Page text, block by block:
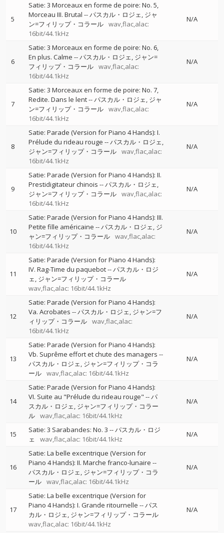
5
Satie: 3 Morceaux en forme de poire: No. 5,
Morceau III. Brutal --パスカル・ロジェ ジャ
ン=フィリップ・コラール wav,flac,alac:
16bit/44.1kHz
N/A
6
Satie: 3 Morceaux en forme de poire: No. 6,
En plus. Calme --パスカル・ロジェ ジャン=
フィリップ・コラール wav,flac,alac:
16bit/44.1kHz
N/A
7
Satie: 3 Morceaux en forme de poire: No. 7,
Redite. Dans le lent--パスカル・ロジェ ジャ
ン=フィリップ・コラール wav,flac,alac:
16bit/44.1kHz
N/A
8
Satie: Parade (Version for Piano 4 Hands): I.
Prélude du rideau rouge --パスカル・ロジェ
ジャン=フィリップ・コラール wav,flac,alac:
16bit/44.1kHz
N/A
9
Satie: Parade (Version for Piano 4 Hands): II.
Prestidigitateur chinois --パスカル・ロジェ
ジャン=フィリップ・コラール wav,flac,alac:
16bit/44.1kHz
N/A
10
Satie: Parade (Version for Piano 4 Hands): III.
Petite fille américaine --パスカル・ロジェ ジ
ャン=フィリップ・コラール wav,flac,alac:
16bit/44.1kHz
N/A
11
Satie: Parade (Version for Piano 4 Hands):
IV. Rag-Time du paquebot--パスカル・ロジ
ェ ジャン=フィリップ・コラール
wav,flac,alac: 16bit/44.1kHz
N/A
12
Satie: Parade (Version for Piano 4 Hands):
Va. Acrobates --パスカル・ロジェ ジャン=フ
ィリップ・コラール wav,flac,alac:
16bit/44.1kHz
N/A
13
Satie: Parade (Version for Piano 4 Hands):
Vb. Suprême effort et chute des managers --
パスカル・ロジェ ジャン=フィリップ・コラ
ール wav,flac,alac: 16bit/44.1kHz
N/A
14
Satie: Parade (Version for Piano 4 Hands):
VI. Suite au "Prélude du rideau rouge" --パ
スカル・ロジェ ジャン=フィリップ・コラー
ル wav,flac,alac: 16bit/44.1kHz
N/A
15 Satie: 3 Sarabandes: No. 3 --パスカル・ロジ
ェ
wav,flac,alac: 16bit/44.1kHz
N/A
16
Satie: La belle excentrique (Version for
Piano 4 Hands): II. Marche franco-lunaire --
パスカル・ロジェ ジャン=フィリップ・コラ
ール wav,flac,alac: 16bit/44.1kHz
N/A
17
Satie: La belle excentrique (Version for
Piano 4 Hands): I. Grande ritournelle --パス
カル・ロジェ ジャン=フィリップ・コラール
wav,flac,alac: 16bit/44.1kHz
N/A